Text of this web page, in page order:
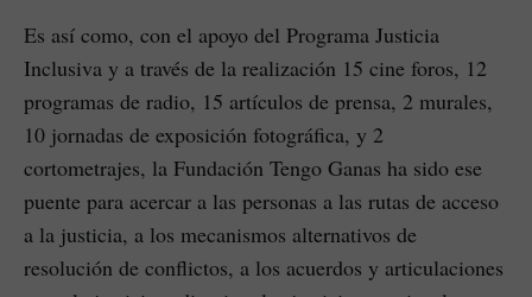
Es así como, con el apoyo del Programa Justicia
Inclusiva y a través de la realización 15 cine foros, 12
programas de radio, 15 artículos de prensa, 2 murales,
10 jornadas de exposición fotográfica, y 2
cortometrajes, la Fundación Tengo Ganas ha sido ese
puente para acercar a las personas a las rutas de acceso
a la justicia, a los mecanismos alternativos de
resolución de conflictos, a los acuerdos y articulaciones